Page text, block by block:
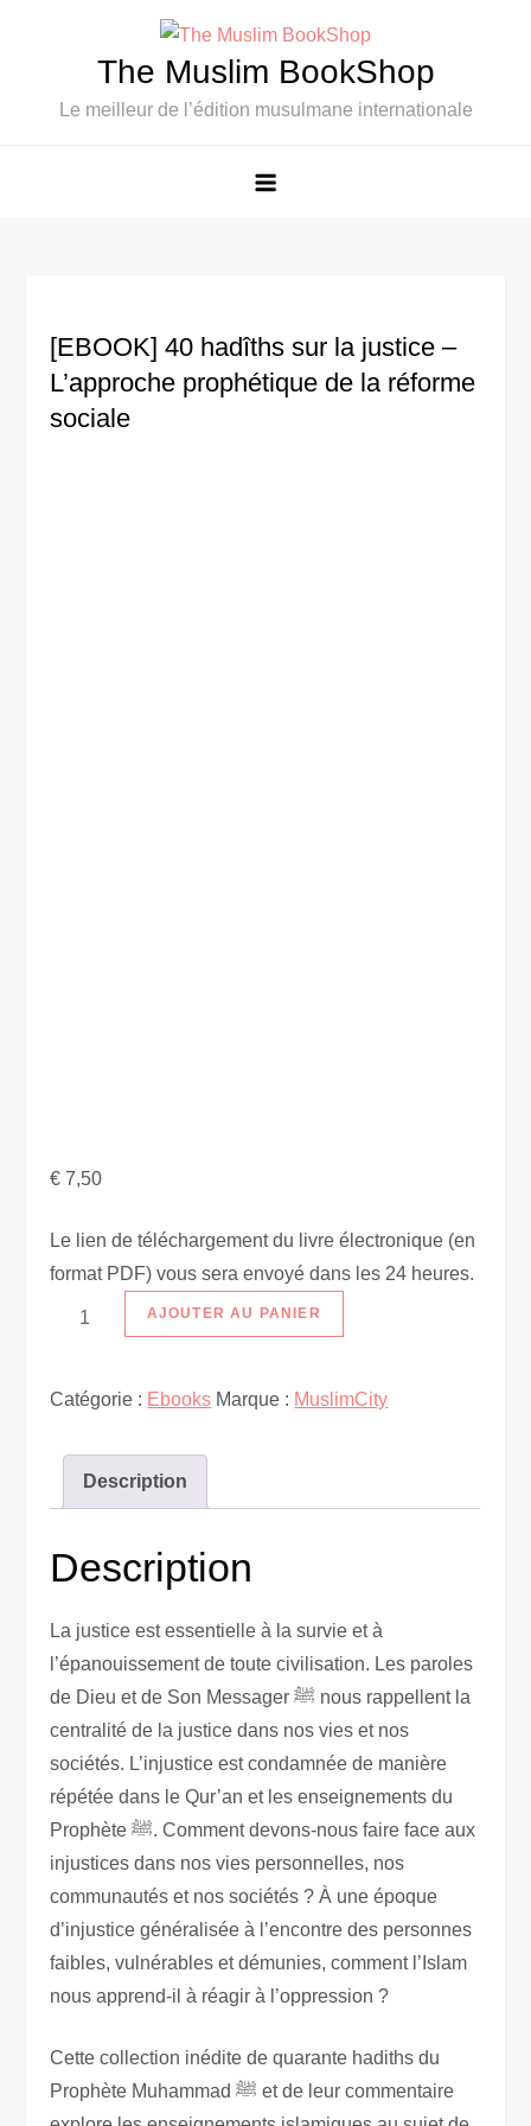
The Muslim BookShop
Le meilleur de l’édition musulmane internationale
[EBOOK] 40 hadîths sur la justice –
L’approche prophétique de la réforme
sociale
€ 7,50
Le lien de téléchargement du livre électronique (en
format PDF) vous sera envoyé dans les 24 heures.
quantité
40
la
prophétique
de
la
réforme
sociale
AJOUTER AU PANIER
Catégorie : Ebooks Marque : MuslimCity
Description
Description
La justice est essentielle à la survie et à
l’épanouissement de toute civilisation. Les paroles
de Dieu et de Son Messager ﷺ nous rappellent la
centralité de la justice dans nos vies et nos
sociétés. L’injustice est condamnée de manière
répétée dans le Qur’an et les enseignements du
Prophète ﷺ. Comment devons-nous faire face aux
injustices dans nos vies personnelles, nos
communautés et nos sociétés ? À une époque
d’injustice généralisée à l’encontre des personnes
faibles, vulnérables et démunies, comment l’Islam
nous apprend-il à réagir à l’oppression ?
Cette collection inédite de quarante hadiths du
Prophète Muhammad ﷺ et de leur commentaire